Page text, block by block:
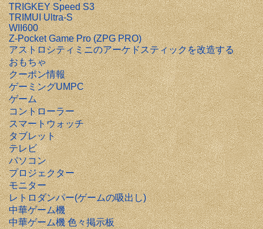
TRIGKEY Speed S3
TRIMUI Ultra-S
WII600
Z-Pocket Game Pro (ZPG PRO)
アストロシティミニのアーケドスティックを改造する
おもちゃ
クーポン情報
ゲーミングUMPC
ゲーム
コントローラー
スマートウォッチ
タブレット
テレビ
パソコン
プロジェクター
モニター
レトロダンパー(ゲームの吸出し)
中華ゲーム機
中華ゲーム機 色々掲示板